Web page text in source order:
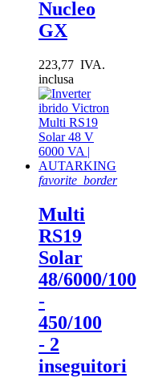
Nucleo
GX
223,77 IVA.
inclusa
favorite_border
Multi
RS19
Solar
48/6000/100
-
450/100
- 2
inseguitori